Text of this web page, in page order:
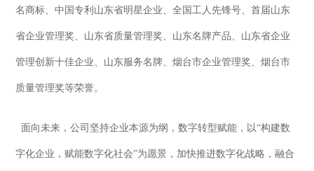
名商标、中国专利山东省明星企业、全国工人先锋号、首届山东
省企业管理奖、山东省质量管理奖、山东名牌产品、山东省企业
管理创新十佳企业、山东服务名牌、烟台市企业管理奖、烟台市
质量管理奖等荣誉。
面向未来，公司坚持企业本源为纲，数字转型赋能，以“构建数
字化企业，赋能数字化社会”为愿景，加快推进数字化战略，融合